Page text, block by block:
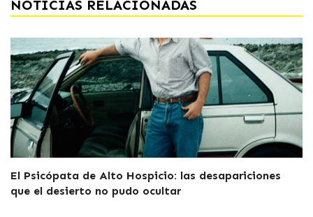
NOTICIAS RELACIONADAS
El Psicópata de Alto Hospicio: las desapariciones
que el desierto no pudo ocultar